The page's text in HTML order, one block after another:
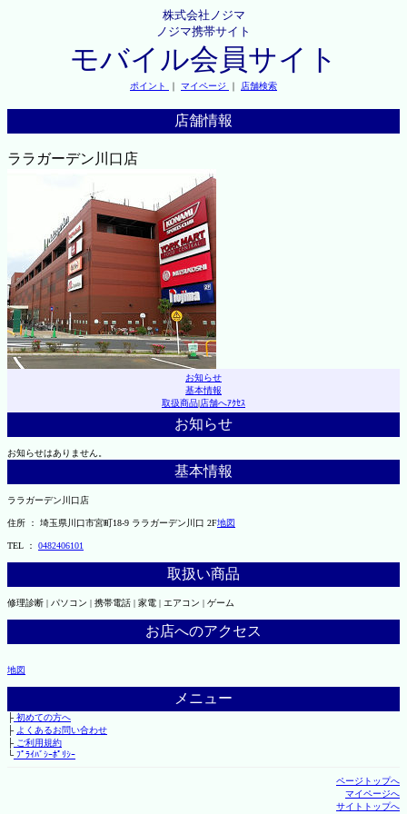
株式会社ノジマ
ノジマ携帯サイト
モバイル会員サイト
ポイント ｜ マイページ ｜ 店舗検索
店舗情報
ララガーデン川口店
お知らせ
基本情報
取扱商品|店舗へｱｸｾｽ
お知らせ
お知らせはありません。
基本情報
ララガーデン川口店
住所 ： 埼玉県川口市宮町18-9 ララガーデン川口 2F地図
TEL ： 0482406101
取扱い商品
修理診断 | パソコン | 携帯電話 | 家電 | エアコン | ゲーム
お店へのアクセス
地図
メニュー
├初めての方へ
├ よくあるお問い合わせ
├ご利用規約
└ﾌﾟﾗｲﾊﾞｼｰﾎﾟﾘｼｰ
ページトップへ
マイページへ
サイトトップへ